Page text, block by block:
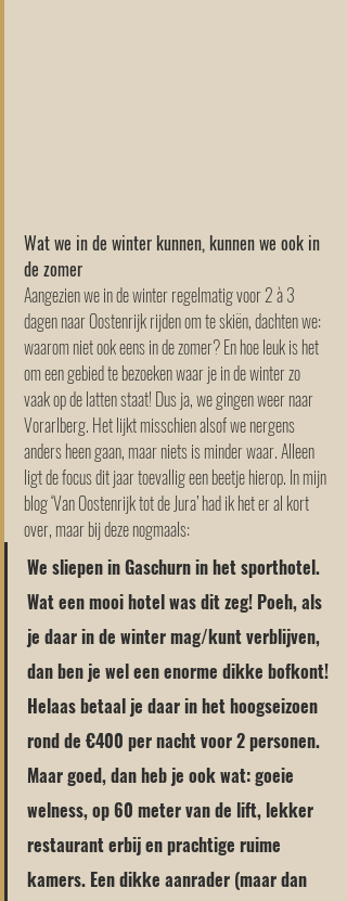
Wat we in de winter kunnen, kunnen we ook in
de zomer
Aangezien we in de winter regelmatig voor 2 à 3
dagen naar Oostenrijk rijden om te skiën, dachten we:
waarom niet ook eens in de zomer? En hoe leuk is het
om een gebied te bezoeken waar je in de winter zo
vaak op de latten staat! Dus ja, we gingen weer naar
Vorarlberg. Het lijkt misschien alsof we nergens
anders heen gaan, maar niets is minder waar. Alleen
ligt de focus dit jaar toevallig een beetje hierop. In mijn
blog ‘Van Oostenrijk tot de Jura’ had ik het er al kort
over, maar bij deze nogmaals:
We sliepen in Gaschurn in het sporthotel.
Wat een mooi hotel was dit zeg! Poeh, als
je daar in de winter mag/kunt verblijven,
dan ben je wel een enorme dikke bofkont!
Helaas betaal je daar in het hoogseizoen
rond de €400 per nacht voor 2 personen.
Maar goed, dan heb je ook wat: goeie
welness, op 60 meter van de lift, lekker
restaurant erbij en prachtige ruime
kamers. Een dikke aanrader (maar dan